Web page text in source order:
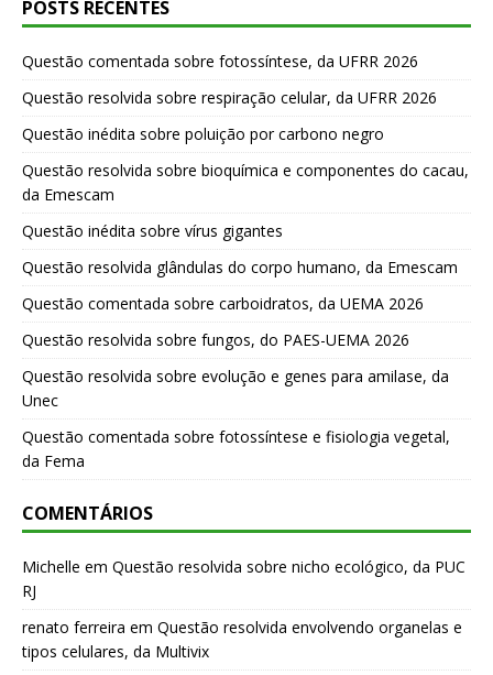
POSTS RECENTES
Questão comentada sobre fotossíntese, da UFRR 2026
Questão resolvida sobre respiração celular, da UFRR 2026
Questão inédita sobre poluição por carbono negro
Questão resolvida sobre bioquímica e componentes do cacau,
da Emescam
Questão inédita sobre vírus gigantes
Questão resolvida glândulas do corpo humano, da Emescam
Questão comentada sobre carboidratos, da UEMA 2026
Questão resolvida sobre fungos, do PAES-UEMA 2026
Questão resolvida sobre evolução e genes para amilase, da
Unec
Questão comentada sobre fotossíntese e fisiologia vegetal,
da Fema
COMENTÁRIOS
Michelle em Questão resolvida sobre nicho ecológico, da PUC
RJ
renato ferreira em Questão resolvida envolvendo organelas e
tipos celulares, da Multivix